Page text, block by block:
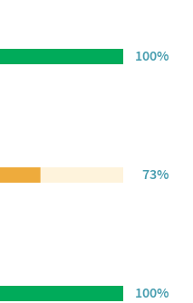
100%
73%
100%